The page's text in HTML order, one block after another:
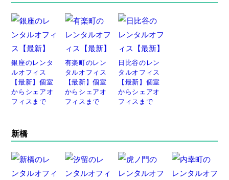
銀座のレンタ
ルオフィス
【最新】個室
からシェアオ
フィスまで
有楽町のレン
タルオフィス
【最新】個室
からシェアオ
フィスまで
日比谷のレン
タルオフィス
【最新】個室
からシェアオ
フィスまで
新橋